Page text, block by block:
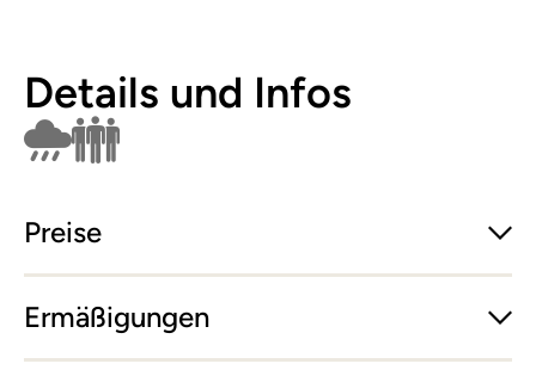
Details und Infos
Findet bei Schlechtwetter nicht statt
Nur für Gruppen buchbar
Preise
Ermäßigungen